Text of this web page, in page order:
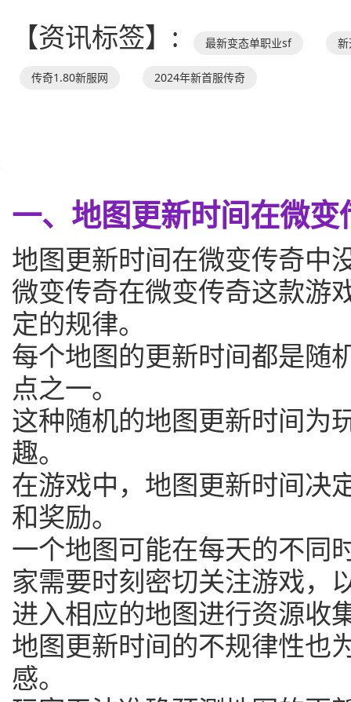
【资讯标签】:
最新变态单职业sf
传奇1.80新服网 2024年新首服传奇
一、地图更新时间在微
地图更新时间在微变传奇中
微变传奇在微变传奇这款游
定的规律。
每个地图的更新时间都是随
点之一。
这种随机的地图更新时间为
趣。
在游戏中，地图更新时间决
和奖励。
一个地图可能在每天的不同
家需要时刻密切关注游戏，
进入相应的地图进行资源收
地图更新时间的不规律性也
感。